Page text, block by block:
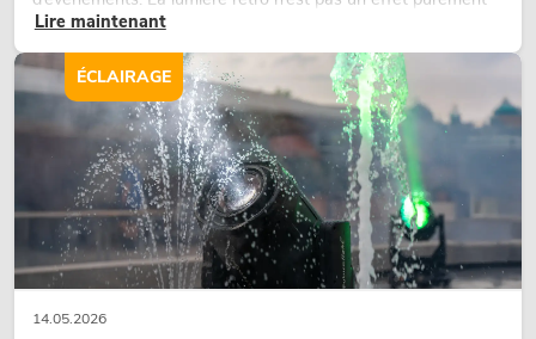
nostalgique, mais un outil de conception utilisé de manière
scènes et peut rendre les configurations LED techniques plus
émotionnelles.
Lire maintenant
14.05.2026
ÉCLAIRAGE